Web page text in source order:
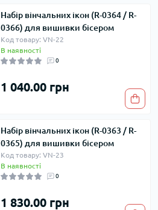
Набір вінчальних ікон (R-0364 / R-
0366) для вишивки бісером
Код товару: VN-22
В наявності
0
1 040.00 грн
Набір вінчальних ікон (R-0363 / R-
0365) для вишивки бісером
Код товару: VN-23
В наявності
0
1 830.00 грн